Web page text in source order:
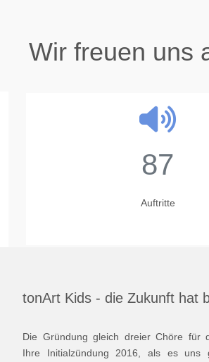
Wir freuen uns
tonArt Kids - die Zukunft hat
Die Gründung gleich dreier Chöre für
Ihre Initialzündung 2016, als es uns